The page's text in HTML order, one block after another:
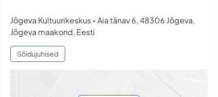
Jõgeva Kultuurikeskus • Aia tänav 6, 48306 Jõgeva,
Jõgeva maakond, Eesti
Sõidujuhised